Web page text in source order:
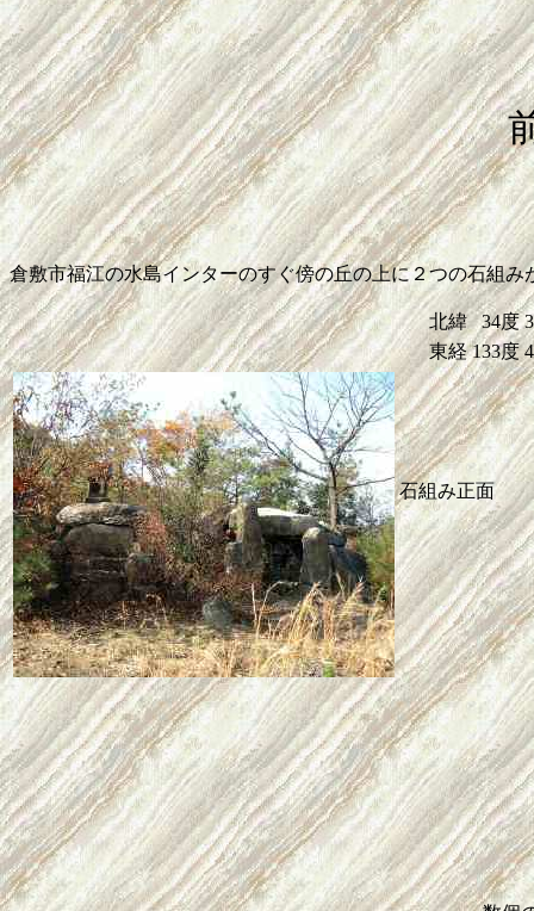
倉敷市福江の水島インターのすぐ傍の丘の上に２つの石組み
北緯 34度
東経 133度
石組み正面